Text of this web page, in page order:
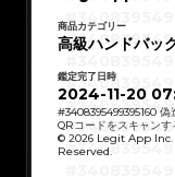
商品カテゴリー
高級ハンドバッ
鑑定完了日時
2024-11-20
#3408395499395160 偽
QRコードをスキャンす
© 2026 Legit App
Reserved.